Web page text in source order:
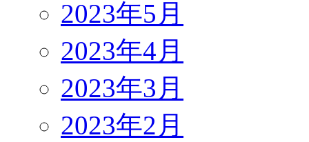
2023年5月
2023年4月
2023年3月
2023年2月